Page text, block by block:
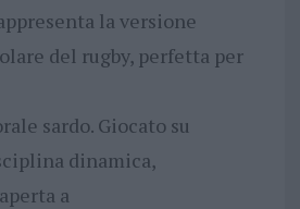
la versione
del rugby, perfetta per
sardo. Giocato su
dinamica,
a